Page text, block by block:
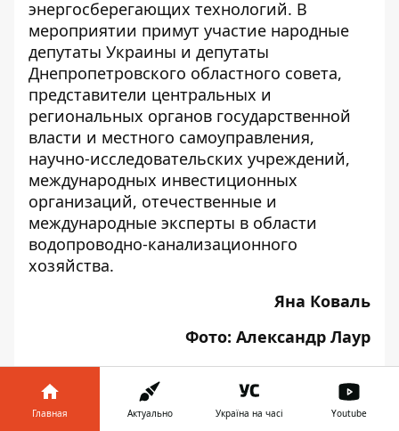
энергосберегающих технологий. В
мероприятии примут участие народные
депутаты Украины и депутаты
Днепропетровского областного совета,
представители центральных и
региональных органов государственной
власти и местного самоуправления,
научно-исследовательских учреждений,
международных инвестиционных
организаций, отечественные и
международные эксперты в области
водопроводно-канализационного
хозяйства.
Яна Коваль
Фото: Александр Лаур
Видео: Денис Карпенко
Главная Актуально Україна на часі Youtube